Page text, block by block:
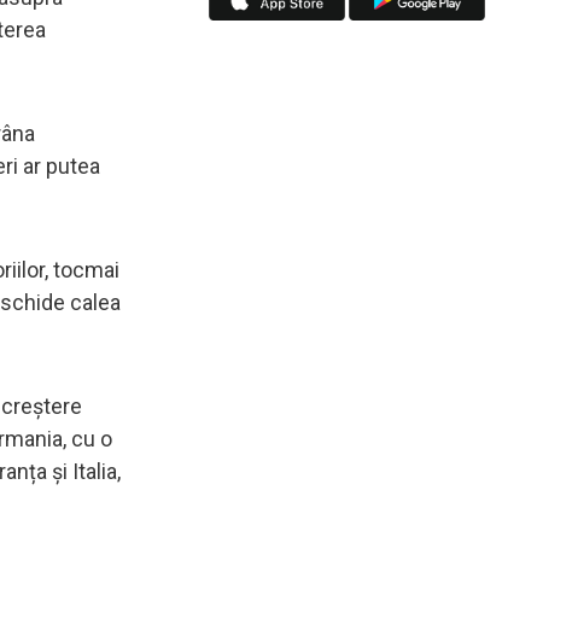
ar putea
tocmai
calea
cu o
și Italia,